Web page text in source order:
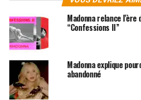
MTV Music Videos Awards pour son
Way » (Best Female Video et Meilleur
success story continue.
Madonna relance l’ère
“Confessions II”
Madonna explique
abandonné